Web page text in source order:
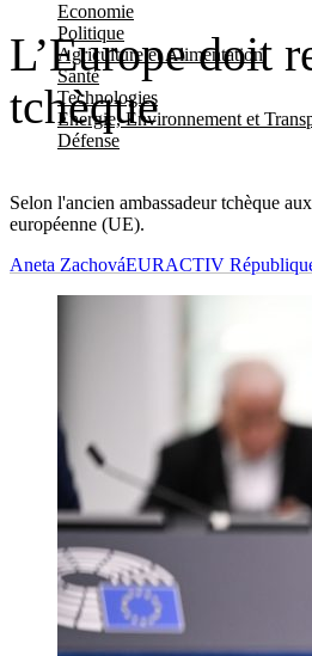
Economie
Politique
Agriculture et Alimentation
Santé
Technologies
Energie, Environnement et
Défense
L’Europe doit
tchèque
Selon l'ancien ambassadeur tchèque
européenne (UE).
Aneta ZachováEURACTIV